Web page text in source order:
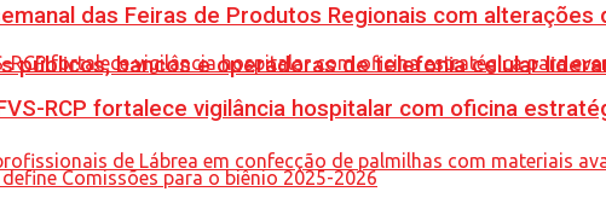
públicos, bancos e operadoras de telefonia celular
das Feiras de Produtos Regionais com
RCP fortalece vigilância hospitalar com oficina